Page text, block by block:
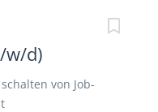
w/d)
von Job-